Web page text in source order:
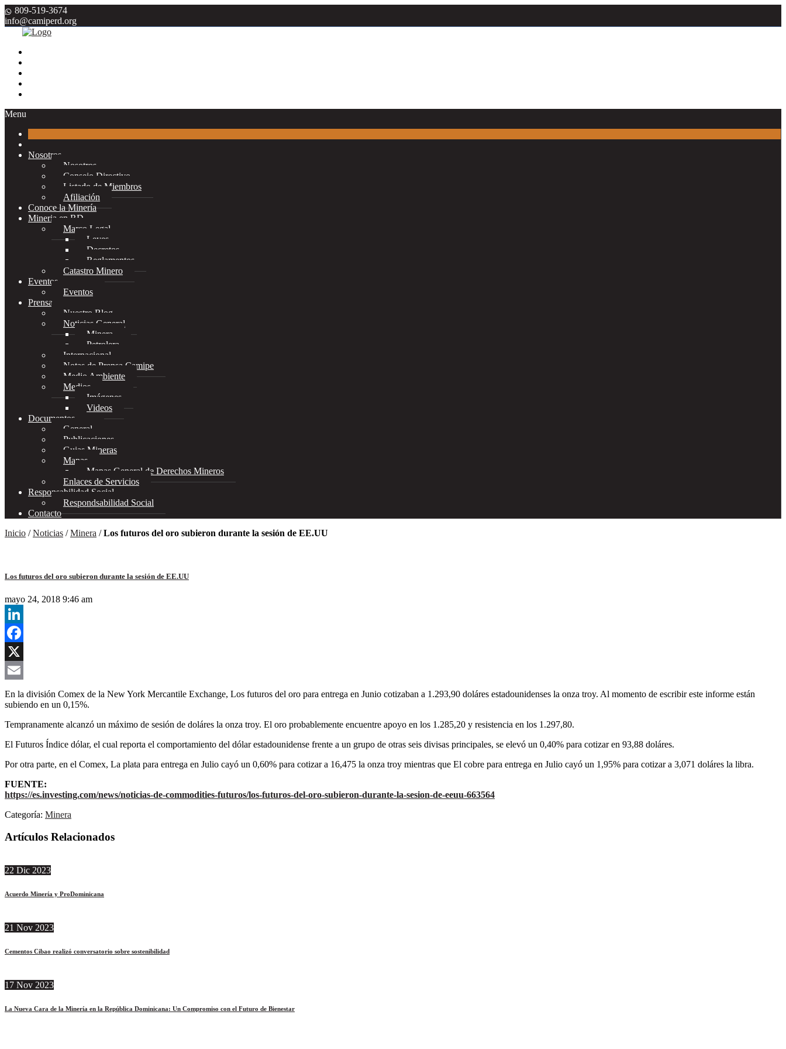
809-519-3674
info@camiperd.org
Menu
Nosotros
Nosotros
Consejo Directivo
Listado de Miembros
Afiliación
Conoce la Minería
Mineria en RD
Marco Legal
Leyes
Decretos
Reglamentos
Catastro Minero
Eventos
Eventos
Prensa
Nuestro Blog
Noticias General
Minera
Petrolera
Internacional
Notas de Prensa Camipe
Medio Ambiente
Medios
Imágenes
Videos
Documentos
General
Publicaciones
Guias Mineras
Mapas
Mapas General de Derechos Mineros
Enlaces de Servicios
Responsabilidad Social
Respondsabilidad Social
Contacto
Inicio /Noticias /Minera /Los futuros del oro subieron durante la sesión de EE.UU
Los futuros del oro subieron durante la sesión de EE.UU
mayo 24, 2018 9:46 am
LinkedIn
Facebook
X
Email
En la división Comex de la New York Mercantile Exchange, Los futuros del oro para entrega en Junio cotizaban a 1.293,90 doláres estadounidenses la onza troy. Al momento de escribir este informe están
subiendo en un 0,15%.
Tempranamente alcanzó un máximo de sesión de doláres la onza troy. El oro probablemente encuentre apoyo en los 1.285,20 y resistencia en los 1.297,80.
El Futuros Índice dólar, el cual reporta el comportamiento del dólar estadounidense frente a un grupo de otras seis divisas principales, se elevó un 0,40% para cotizar en 93,88 doláres.
Por otra parte, en el Comex, La plata para entrega en Julio cayó un 0,60% para cotizar a 16,475 la onza troy mientras que El cobre para entrega en Julio cayó un 1,95% para cotizar a 3,071 doláres la libra.
FUENTE:
https://es.investing.com/news/noticias-de-commodities-futuros/los-futuros-del-oro-subieron-durante-la-sesion-de-eeuu-663564
Categoría: Minera
Artículos Relacionados
22 Dic 2023
Acuerdo Minería y ProDominicana
21 Nov 2023
Cementos Cibao realizó conversatorio sobre sostenibilidad
17 Nov 2023
La Nueva Cara de la Minería en la República Dominicana: Un Compromiso con el Futuro de Bienestar